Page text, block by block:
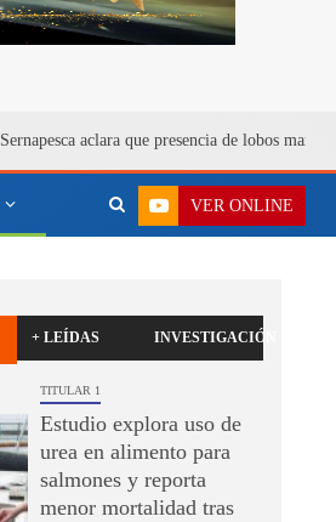
Sernapesca aclara que presencia de lobos
VER ONLINE
+ LEÍDAS INVESTIGACIÓN
TITULAR 1
Estudio explora uso de
urea en alimento para
salmones y reporta
menor mortalidad tras